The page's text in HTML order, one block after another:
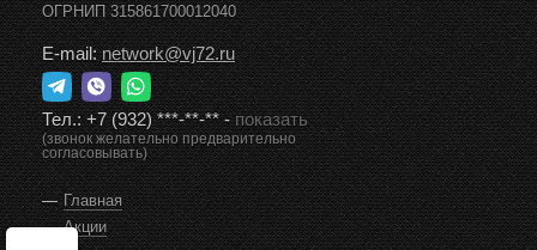
ОГРНИП 315861700012040
E-mail:network@vj72.ru
Тел.:+7 (932) ***-**-**-показать
(звонок желательно предварительно
согласовывать)
Главная
Акции